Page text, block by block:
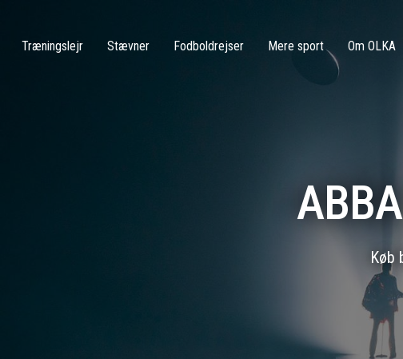
Træningslejr Stævner Fodboldrejser Mere sport Om OLKA
Køb